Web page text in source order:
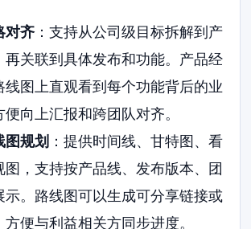
对齐：支持从公司级目标拆解到产
再关联到具体发布和功能。产品经
线图上直观看到每个功能背后的业
向上汇报和跨团队对齐。
图规划 ：提供时间线、甘特图、看
图，支持按产品线、发布版本、团
示。路线图可以生成可分享链接或
便与利益相关方同步进度。